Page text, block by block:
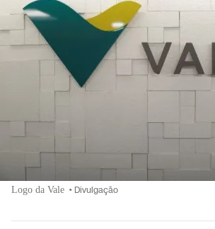
Logo da Vale • Divulgação